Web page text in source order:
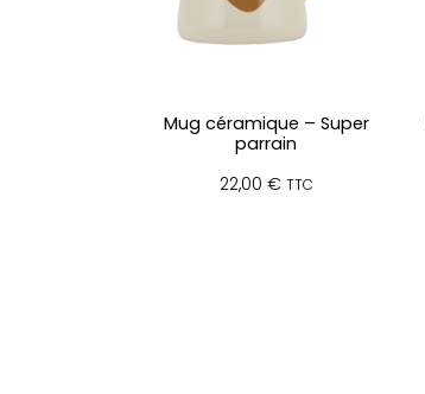
Mug céramique – Super
parrain
22,00 € TTC